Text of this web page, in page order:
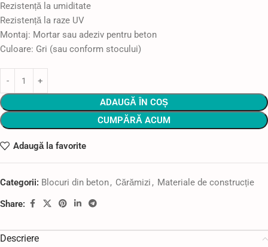
Rezistență la umiditate
Rezistență la raze UV
Montaj: Mortar sau adeziv pentru beton
Culoare: Gri (sau conform stocului)
ADAUGĂ ÎN COȘ
CUMPĂRĂ ACUM
Adaugă la favorite
Categorii: Blocuri din beton, Cărămizi , Materiale de construcție
Share:
Descriere